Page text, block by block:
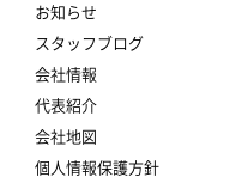
お知らせ
スタッフブログ
会社情報
代表紹介
会社地図
個人情報保護方針